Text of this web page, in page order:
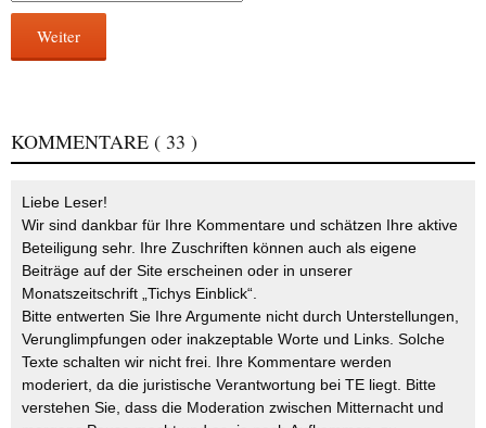
Weiter
KOMMENTARE ( 33 )
Liebe Leser!
Wir sind dankbar für Ihre Kommentare und schätzen Ihre aktive
Beteiligung sehr. Ihre Zuschriften können auch als eigene
Beiträge auf der Site erscheinen oder in unserer
Monatszeitschrift „Tichys Einblick“.
Bitte entwerten Sie Ihre Argumente nicht durch Unterstellungen,
Verunglimpfungen oder inakzeptable Worte und Links. Solche
Texte schalten wir nicht frei. Ihre Kommentare werden
moderiert, da die juristische Verantwortung bei TE liegt. Bitte
verstehen Sie, dass die Moderation zwischen Mitternacht und